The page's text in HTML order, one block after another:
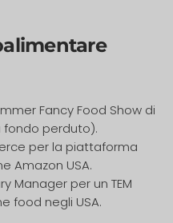
Fancy Food Show di
fondo perduto).
per la piattaforma
Amazon USA.
Manager per un TEM
food negli USA.